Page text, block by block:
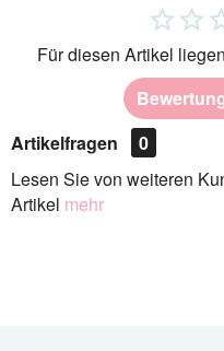
Für diesen Artikel
Artikelfragen
0
Lesen Sie von weiteren
Artikel mehr